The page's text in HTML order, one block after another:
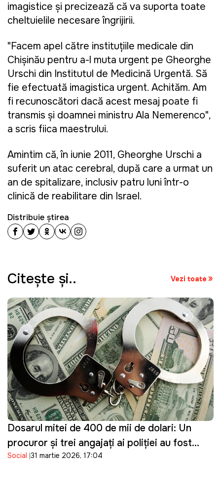
imagistice și precizează că va suporta toate
cheltuielile necesare îngrijirii.
"Facem apel către instituțiile medicale din
Chișinău pentru a-l muta urgent pe Gheorghe
Urschi din Institutul de Medicină Urgentă. Să
fie efectuată imagistica urgent. Achităm. Am
fi recunoscători dacă acest mesaj poate fi
transmis și doamnei ministru Ala Nemerenco",
a scris fiica maestrului.
Amintim că, în iunie 2011, Gheorghe Urschi a
suferit un atac cerebral, după care a urmat un
an de spitalizare, inclusiv patru luni într-o
clinică de reabilitare din Israel.
Distribuie știrea
Citeşte şi.. Vezi toate
Dosarul mitei de 400 de mii de dolari: Un
procuror și trei angajați ai poliției au fost
reținuți
Social 31 martie 2026, 17:04